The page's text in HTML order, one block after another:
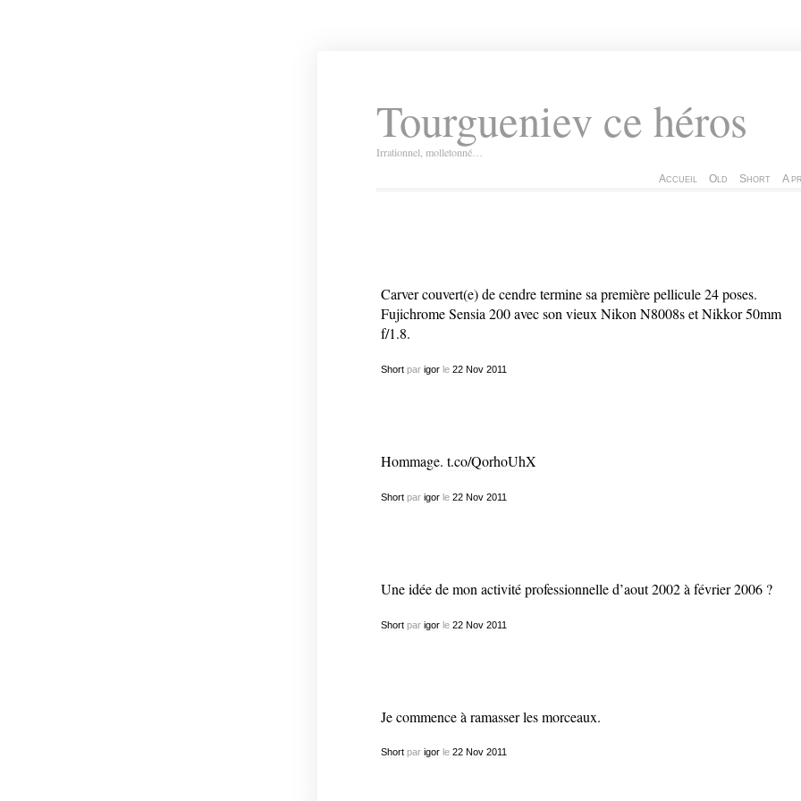
Tourgueniev ce héros
Irrationnel, molletonné…
Accueil Old Short A
Carver couvert(e) de cendre termine sa première pellicule 24 poses.
Fujichrome Sensia 200 avec son vieux Nikon N8008s et Nikkor 50mm
f/1.8.
Shortpar igorle 22 Nov 2011
Hommage. t.co/QorhoUhX
Shortpar igorle 22 Nov 2011
Une idée de mon activité professionnelle d’aout 2002 à février 2006 ?
Shortpar igorle 22 Nov 2011
Je commence à ramasser les morceaux.
Shortpar igorle 22 Nov 2011